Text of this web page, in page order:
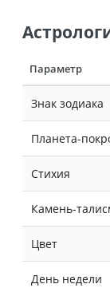
Параметр
Знак зодиака
Планета-
Стихия
Камень-
Цвет
День недели